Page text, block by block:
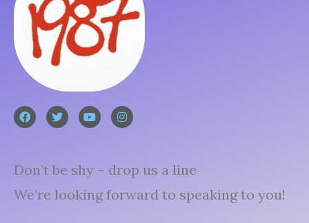
Don’t be shy – drop us a line
We’re looking forward to speaking to you!